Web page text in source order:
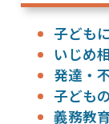
子ども
いじめ
発達・
子ども
義務教